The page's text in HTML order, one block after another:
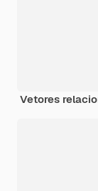
Vetores